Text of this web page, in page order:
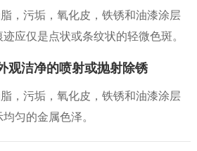
，污垢，氧化皮，铁锈和油漆涂层
应仅是点状或条纹状的轻微色斑。
观洁净的喷射或抛射除锈
，污垢，氧化皮，铁锈和油漆涂层
匀的金属色泽。